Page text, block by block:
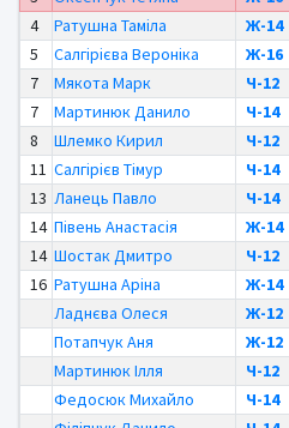
4
Ратушна Таміла Ж-14
5
Салгірієва Вероніка Ж-16
7
Мякота Марк Ч-12
7
Мартинюк Данило Ч-14
8
Шлемко Кирил Ч-12
11 Салгірієв Тімур Ч-14
13 Ланець Павло Ч-14
14 Півень Анастасія Ж-14
14 Шостак Дмитро Ч-12
16 Ратушна Аріна Ж-14
Ладнєва Олеся
Ж-12
Потапчук Аня
Ж-12
Мартинюк Ілля
Ч-12
Федосюк Михайло
Ч-14